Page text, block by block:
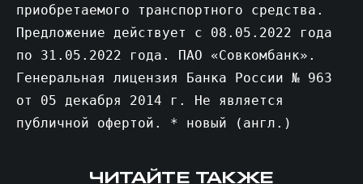
приобретаемого транспортного средства.
Предложение действует с 08.05.2022 года
по 31.05.2022 года. ПАО «Совкомбанк».
Генеральная лицензия Банка России № 963
от 05 декабря 2014 г. Не является
публичной офертой. * новый (англ.)
ЧИТАЙТЕ ТАКЖЕ